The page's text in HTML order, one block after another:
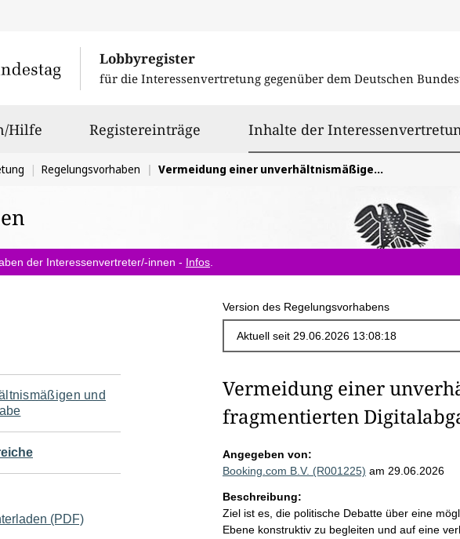
Lobbyregister
für die Interessenvertretung gegenüber dem Deutschen
Hilfe Registereinträge Inhalte der
Regelungsvorhaben Vermeidung einer unverhältnismäßigen und fragmentierten Digitalabgabe
der Interessenvertreter/-innen - Infos
Version des Regelungsvorhabens
und
(PDF)
Vermeidung einer
fragmentierten
Angegeben von:
Booking.com B.V. (R001225) am 29.06.2026
Beschreibung:
Ziel ist es, die politische Debatte über eine
Ebene konstruktiv zu begleiten und auf eine